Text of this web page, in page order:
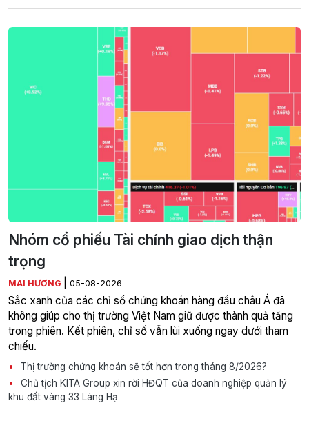
Nhóm cổ phiếu Tài chính giao dịch thận
trọng
MAI HƯƠNG 05-08-2026
Sắc xanh của các chỉ số chứng khoán hàng đầu châu Á đã
không giúp cho thị trường Việt Nam giữ được thành quả tăng
trong phiên. Kết phiên, chỉ số vẫn lùi xuống ngay dưới tham
chiếu.
Thị trường chứng khoán sẽ tốt hơn trong tháng 8/2026?
Chủ tịch KITA Group xin rời HĐQT của doanh nghiệp quản lý
khu đất vàng 33 Láng Hạ